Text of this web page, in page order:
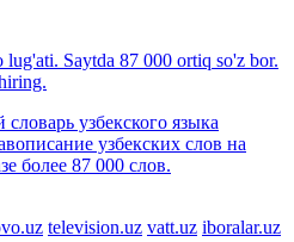
Saytda 87 000 ortiq so'z bor.
узбекского языка
узбекских слов на
более 87 000 слов.
television.uz vatt.uz iboralar.uz